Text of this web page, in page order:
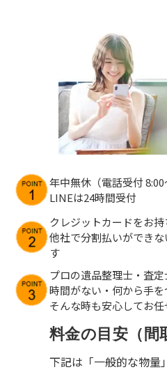
年中無休（電話受付 8:00
LINEは24時間受付
クレジットカードをお
他社で分割払いができ
す
プロの遺品整理士・査
時間がない・何から手
そんな時も安心してお任
料金の目安（間
下記は「一般的な物量